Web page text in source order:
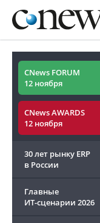
CNews FORUM
12 ноября
CNews AWARDS
12 ноября
30 лет рынку ERP
в России
Главные
ИТ-сценарии 2026